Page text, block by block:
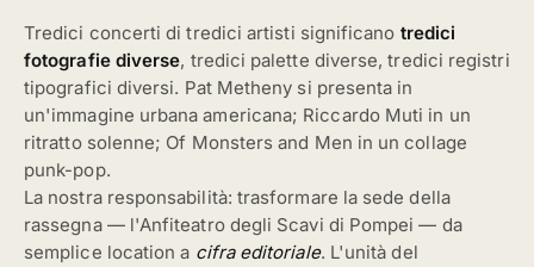
Tredici concerti di tredici artisti significano tredici
fotografie diverse, tredici palette diverse, tredici registri
tipografici diversi. Pat Metheny si presenta in
un'immagine urbana americana; Riccardo Muti in un
ritratto solenne; Of Monsters and Men in un collage
punk-pop.
La nostra responsabilità: trasformare la sede della
rassegna — l'Anfiteatro degli Scavi di Pompei — da
semplice location a cifra editoriale. L'unità del